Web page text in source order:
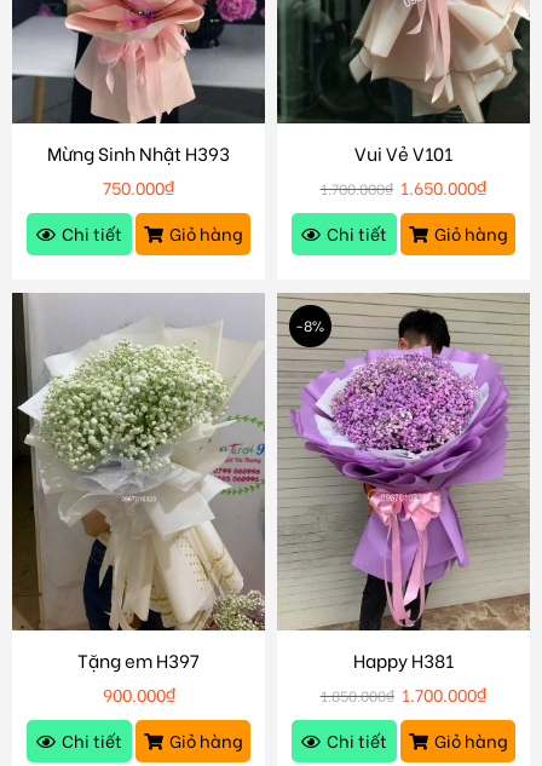
Mừng Sinh Nhật H393
750.000₫
Chi tiết
Giỏ hàng
Vui Vẻ V101
1.700.000₫ 1.650.000₫
Chi tiết
Giỏ hàng
Tặng em H397
900.000₫
Chi tiết
Giỏ hàng
-8%
Happy H381
1.850.000₫ 1.700.000₫
Chi tiết
Giỏ hàng